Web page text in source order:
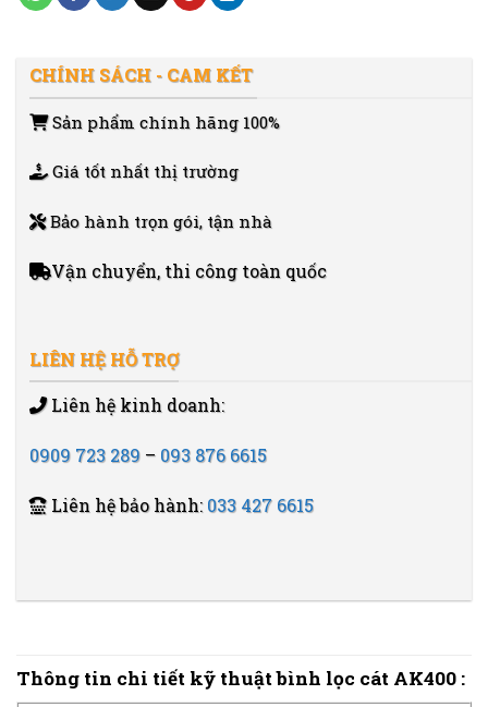
CHÍNH SÁCH - CAM KẾT
Sản phẩm chính hãng 100%
Giá tốt nhất thị trường
Bảo hành trọn gói, tận nhà
Vận chuyển, thi công toàn quốc
LIÊN HỆ HỖ TRỢ
Liên hệ kinh doanh:
0909 723 289 – 093 876 6615
Liên hệ bảo hành:033 427 6615
Thông tin chi tiết kỹ thuật bình lọc cát AK400 :